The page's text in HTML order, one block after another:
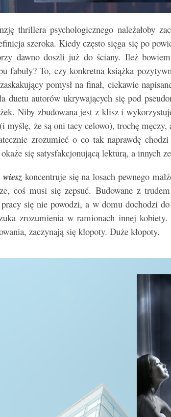
thrillera psychologicznego należałoby
szeroka. Kiedy często sięga się po
dawno doszli już do ściany. Ileż
fabuły? To, czy konkretna książka
pomysł na finał, ciekawie
duetu autorów ukrywających się pod
Niby zbudowana jest z klisz i
myślę, że są oni tacy celowo), trochę
zrozumieć o co tak naprawdę
się satysfakcjonującą lekturą, a innych
koncentruje się na losach pewnego
coś musi się zepsuć. Budowane z
się nie powodzi, a w domu dochodzi do
zrozumienia w ramionach innej
zaczynają się kłopoty. Duże kłopoty.